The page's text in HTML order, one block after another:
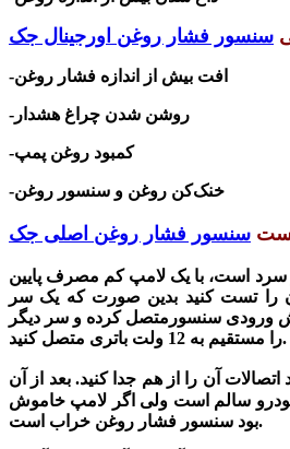
-افت بیش از اندازه فشار روغن
-روشن شدن چراغ هشدار
-کمبود روغن پمپ
-خنک‌کن روغن و سنسور روغن
است، با یک لامپ کم مصرف پایین
آن را تست کنید بدین صورت که یک سر
ورودی سنسورمتصل کرده و سر دیگر
را مستقیم به 12 ولت باتری متصل کنید.
اتصالات آن را از هم جدا کنید. بعد از آن
سالم است ولی اگر لامپ خاموش
بود سنسور فشار روغن خراب است.